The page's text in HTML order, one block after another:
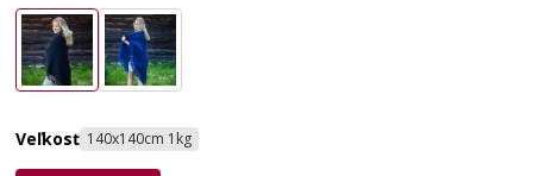
Veľkosť 140x140cm 1kg